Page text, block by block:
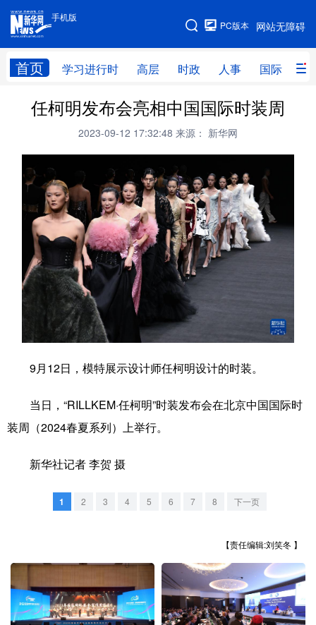
手机版
网站无障碍
PC版本
首页 学习进行时 高层 时政 人事 国际 财
手机版
网站地图
学习进行时 高层 时政 人事
财经 网评
台湾
科技 科创 量子 体育
文化 书画 健康 军事
访谈 视频 图片
法律 中央文件 金融
食品 信息化
学术中国 乡村振兴 银龄 溯源中国
城市 旅游 能源
彩票 娱乐 时尚 悦读
公益 一带一路
文化产业
地方频道
山西
上海 江苏
浙江 安徽 福建 江西
任柯明发布会亮相中国国际时装周
2023-09-12 17:32:48 来源： 新华网
9月12日，模特展示设计师任柯明设计的时装。
当日，“RILLKEM·任柯明”时装发布会在北京中国国际时
装周（2024春夏系列）上举行。
新华社记者 李贺 摄
1 2 3 4 5 6 7 8 下一页
【责任编辑:刘笑冬 】